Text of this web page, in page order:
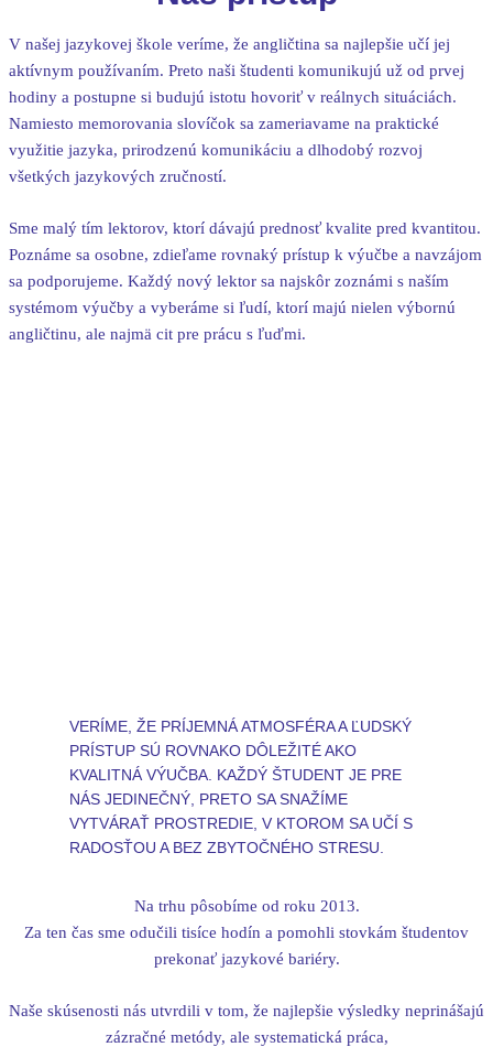
V našej jazykovej škole veríme, že angličtina sa najlepšie učí jej
aktívnym používaním. Preto naši študenti komunikujú už od prvej
hodiny a postupne si budujú istotu hovoriť v reálnych situáciách.
Namiesto memorovania slovíčok sa zameriavame na praktické
využitie jazyka, prirodzenú komunikáciu a dlhodobý rozvoj
všetkých jazykových zručností.
Sme malý tím lektorov, ktorí dávajú prednosť kvalite pred kvantitou.
Poznáme sa osobne, zdieľame rovnaký prístup k výučbe a navzájom
sa podporujeme. Každý nový lektor sa najskôr zoznámi s naším
systémom výučby a vyberáme si ľudí, ktorí majú nielen výbornú
angličtinu, ale najmä cit pre prácu s ľuďmi.
VERÍME, ŽE PRÍJEMNÁ ATMOSFÉRA A ĽUDSKÝ
PRÍSTUP SÚ ROVNAKO DÔLEŽITÉ AKO
KVALITNÁ VÝUČBA. KAŽDÝ ŠTUDENT JE PRE
NÁS JEDINEČNÝ, PRETO SA SNAŽÍME
VYTVÁRAŤ PROSTREDIE, V KTOROM SA UČÍ S
RADOSŤOU A BEZ ZBYTOČNÉHO STRESU.
Na trhu pôsobíme od roku 2013.
Za ten čas sme odučili tisíce hodín a pomohli stovkám študentov
prekonať jazykové bariéry.
Naše skúsenosti nás utvrdili v tom, že najlepšie výsledky neprinášajú
zázračné metódy, ale systematická práca,